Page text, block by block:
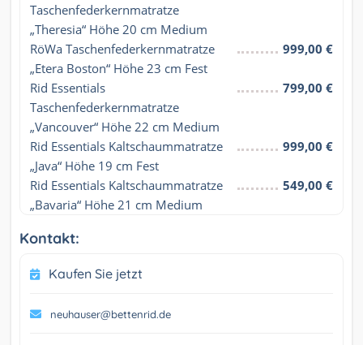
Taschenfederkernmatratze
„Theresia“ Höhe 20 cm Medium
RöWa Taschenfederkernmatratze
„Etera Boston“ Höhe 23 cm Fest
999,00 €
Rid Essentials
Taschenfederkernmatratze
„Vancouver“ Höhe 22 cm Medium
799,00 €
Rid Essentials Kaltschaummatratze
„Java“ Höhe 19 cm Fest
999,00 €
Rid Essentials Kaltschaummatratze
„Bavaria“ Höhe 21 cm Medium
549,00 €
Kontakt:
Kaufen Sie jetzt
neuhauser@bettenrid.de